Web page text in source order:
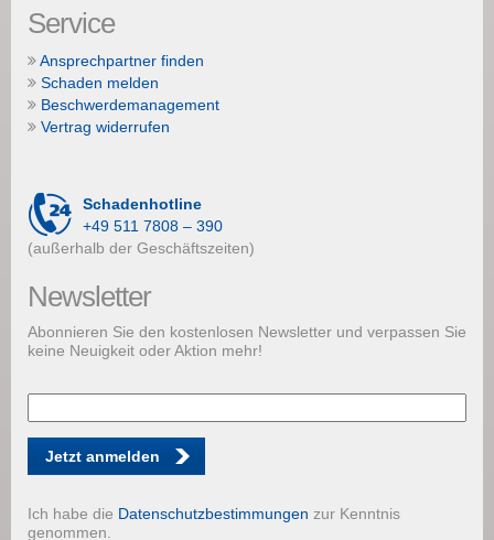
Service
Ansprechpartner finden
Schaden melden
Beschwerdemanagement
Vertrag widerrufen
Schadenhotline
+49 511 7808 – 390
(außerhalb der Geschäftszeiten)
Newsletter
Abonnieren Sie den kostenlosen Newsletter und verpassen Sie
keine Neuigkeit oder Aktion mehr!
Jetzt anmelden
Ich habe die Datenschutzbestimmungen zur Kenntnis
genommen.